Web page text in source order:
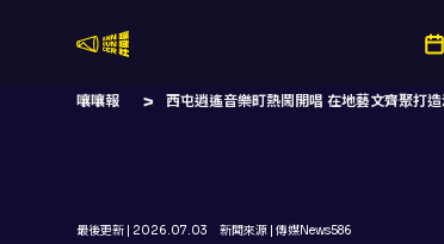
嚷嚷報 西屯逍遙音樂町熱鬧開唱 在地藝文齊聚打
最後更新 | 2026.07.03 新聞來源 | 傳媒News586